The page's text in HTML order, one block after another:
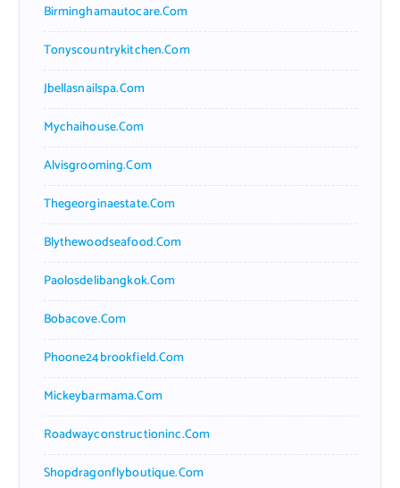
Birminghamautocare.com
Tonyscountrykitchen.com
Jbellasnailspa.com
Mychaihouse.com
Alvisgrooming.com
Thegeorginaestate.com
Blythewoodseafood.com
Paolosdelibangkok.com
Bobacove.com
Phoone24brookfield.com
Mickeybarmama.com
Roadwayconstructioninc.com
Shopdragonflyboutique.com